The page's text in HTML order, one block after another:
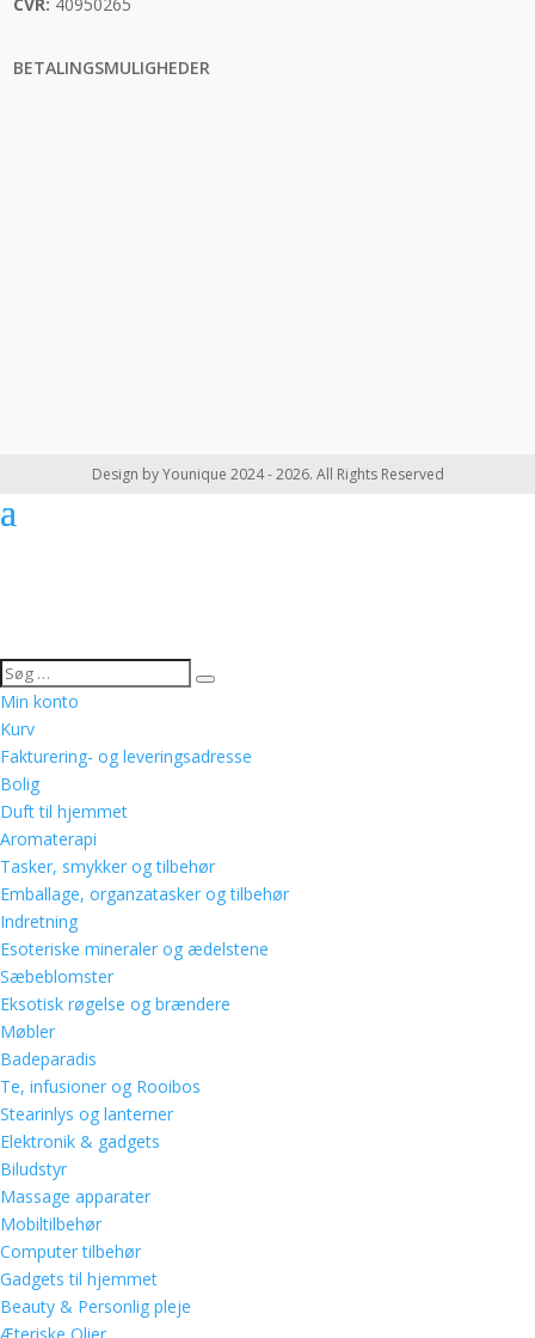
BETALINGSMULIGHEDER
Design by Younique 2024 - 2026. All Rights Reserved
Min konto
Kurv
Fakturering- og leveringsadresse
Bolig
Duft til hjemmet
Aromaterapi
Tasker, smykker og tilbehør
Emballage, organzatasker og tilbehør
Indretning
Esoteriske mineraler og ædelstene
Sæbeblomster
Eksotisk røgelse og brændere
Møbler
Badeparadis
Te, infusioner og Rooibos
Stearinlys og lanterner
Elektronik & gadgets
Biludstyr
Massage apparater
Mobiltilbehør
Computer tilbehør
Gadgets til hjemmet
Beauty & Personlig pleje